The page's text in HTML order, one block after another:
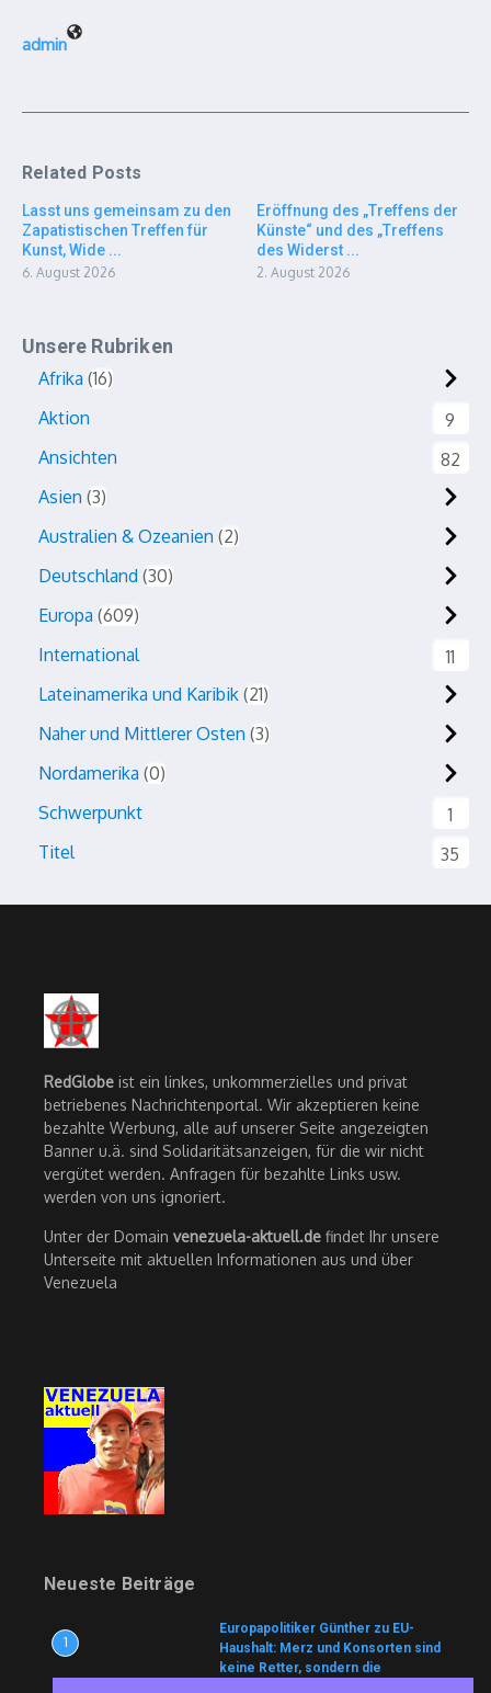
admin
Related Posts
Lasst uns gemeinsam zu den
Zapatistischen Treffen für
Kunst, Wide ...
6. August 2026
Eröffnung des „Treffens der
Künste“ und des „Treffens
des Widerst ...
2. August 2026
Unsere Rubriken
Afrika 16
Aktion
9
Ansichten
82
Asien 3
Australien & Ozeanien 2
Deutschland 30
Europa 609
International
11
Lateinamerika und Karibik 21
Naher und Mittlerer Osten 3
Nordamerika 0
Schwerpunkt
1
Titel
35
RedGlobe ist ein linkes, unkommerzielles und privat
betriebenes Nachrichtenportal. Wir akzeptieren keine
bezahlte Werbung, alle auf unserer Seite angezeigten
Banner u.ä. sind Solidaritätsanzeigen, für die wir nicht
vergütet werden. Anfragen für bezahlte Links usw.
werden von uns ignoriert.
Unter der Domain venezuela-aktuell.de findet Ihr unsere
Unterseite mit aktuellen Informationen aus und über
Venezuela
Neueste Beiträge
1
Europapolitiker Günther zu EU-
Haushalt: Merz und Konsorten sind
keine Retter, sondern die